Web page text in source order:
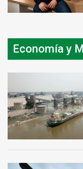
Economía y